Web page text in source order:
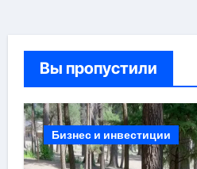
Вы пропустили
Бизнес и инвестиции